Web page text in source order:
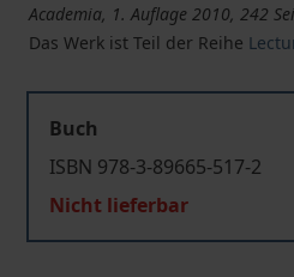
Academia, 1. Auflage 2010, 242
Das Werk ist Teil der Reihe
Buch
ISBN 978-3-89665-517-2
Nicht lieferbar